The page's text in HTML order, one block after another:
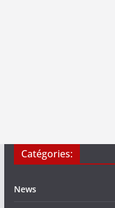
Catégories:
News